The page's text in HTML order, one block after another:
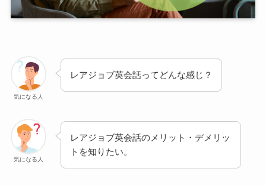
気になる人
レアジョブ英会話ってどんな感じ？
気になる人
レアジョブ英会話のメリット・デメリッ
トを知りたい。